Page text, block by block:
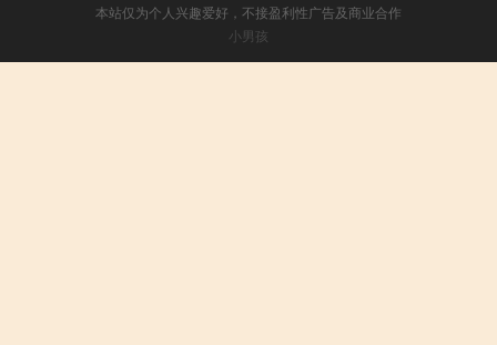
本站仅为个人兴趣爱好，不接盈利性广告及商业合作
小男孩